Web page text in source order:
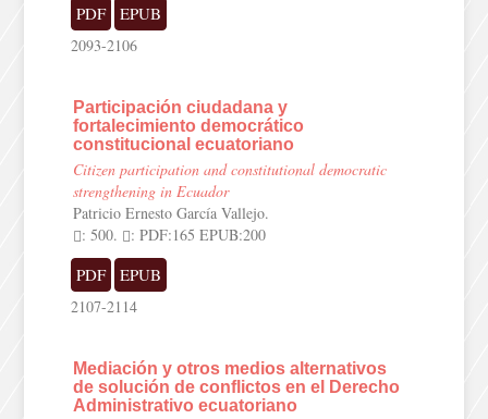
PDF EPUB
2093-2106
Participación ciudadana y
fortalecimiento democrático
constitucional ecuatoriano
Citizen participation and constitutional democratic
strengthening in Ecuador
Patricio Ernesto García Vallejo.
: 500.
: PDF:165 EPUB:200
PDF EPUB
2107-2114
Mediación y otros medios alternativos
de solución de conflictos en el Derecho
Administrativo ecuatoriano